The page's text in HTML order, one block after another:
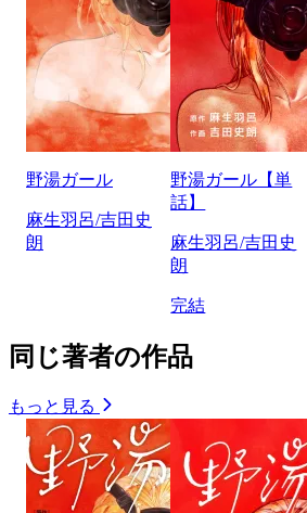
野湯ガール
麻生羽呂/吉田史
朗
野湯ガール【単
話】
麻生羽呂/吉田史
朗
完結
同じ著者の作品
もっと見る